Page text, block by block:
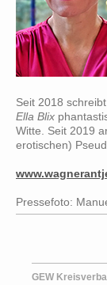
Seit 2018
Ella Blix
Witte. Seit 2019
erotischen)
Pressefoto:
GEW